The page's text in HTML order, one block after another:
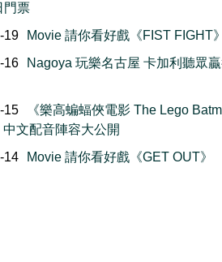
門票
19
Movie 請你看好戲《FIST FIGHT
16
Nagoya 玩樂名古屋 卡加利聽眾
15
《樂高蝙蝠俠電影 The Lego
中文配音陣容大公開
14
Movie 請你看好戲《GET OUT》